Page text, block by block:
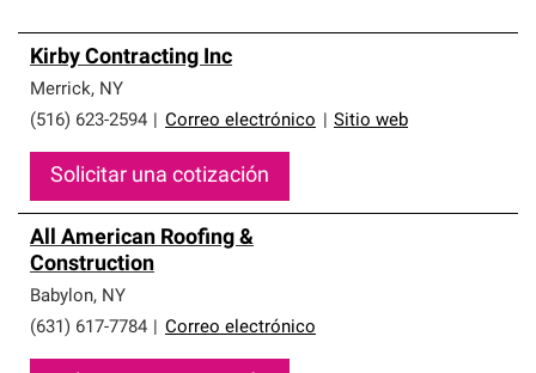
Kirby Contracting Inc
Merrick, NY
(516) 623-2594
Correo electrónico Sitio web
Solicitar una cotización
All American Roofing &
Construction
Babylon, NY
(631) 617-7784
Correo electrónico